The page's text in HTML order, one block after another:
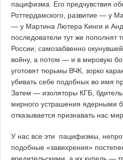
пацифизма. Его предчувствия
Роттердамского, развитие — у
— у Мартина Лютера Кинги и
последователи тут же
России, самозабвенно
войну, а потом — и в мировую
уготовят тюрьмы ВЧК, зорко
убивать себе подобных во имя
Затем — изоляторы КГБ,
мирного устрашения ядерными
отказывается признавать нас
У нас все эти пацифизмы,
подобные «завихрения»
вредительскими, а их купель —